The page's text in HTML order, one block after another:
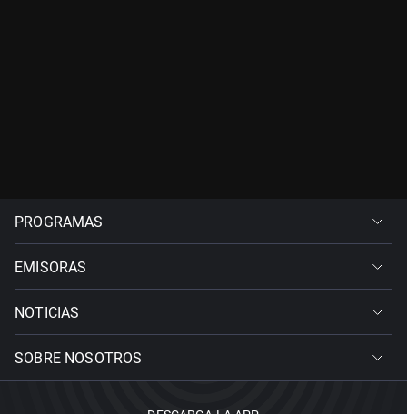
PROGRAMAS
EMISORAS
NOTICIAS
SOBRE NOSOTROS